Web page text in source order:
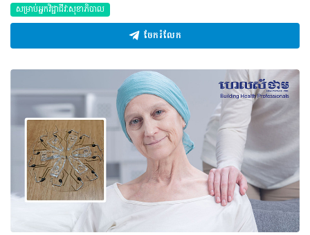
សម្រាប់អ្នកវិជ្ជាជីវៈសុខាភិបាល
ចែករំលែក